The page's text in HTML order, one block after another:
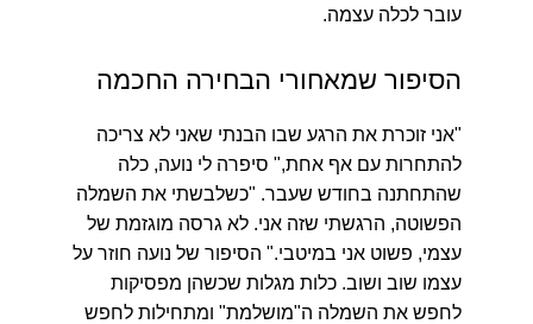
עובר לכלה עצמה.
הסיפור שמאחורי הבחירה החכמה
"אני זוכרת את הרגע שבו הבנתי שאני לא צריכה
להתחרות עם אף אחת," סיפרה לי נועה, כלה
שהתחתנה בחודש שעבר. "כשלבשתי את השמלה
הפשוטה, הרגשתי שזה אני. לא גרסה מוגזמת של
עצמי, פשוט אני במיטבי." הסיפור של נועה חוזר על
עצמו שוב ושוב. כלות מגלות שכשהן מפסיקות
לחפש את השמלה ה"מושלמת" ומתחילות לחפש